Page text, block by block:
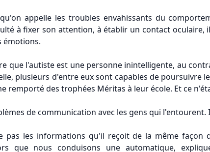
appelle les troubles envahissants du
à fixer son attention, à établir un contact
émotions.
que l'autiste est une personne inintelligente, au
plusieurs d'entre eux sont capables de
remporté des trophées Méritas à leur école. Et ce
de communication avec les gens qui
pas les informations qu'il reçoit de la même façon
que nous conduisons une automatique,